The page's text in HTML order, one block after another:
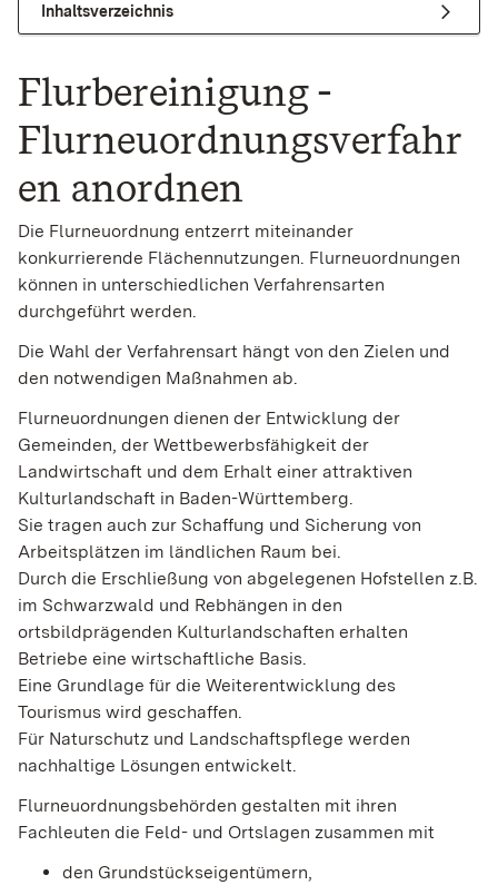
Inhaltsverzeichnis
Flurbereinigung -
Flurneuordnungsverfahr
en anordnen
Die Flurneuordnung entzerrt miteinander
konkurrierende Flächennutzungen. Flurneuordnungen
können in unterschiedlichen Verfahrensarten
durchgeführt werden.
Die Wahl der Verfahrensart hängt von den Zielen und
den notwendigen Maßnahmen ab.
Flurneuordnungen dienen der Entwicklung der
Gemeinden, der Wettbewerbsfähigkeit der
Landwirtschaft und dem Erhalt einer attraktiven
Kulturlandschaft in Baden-Württemberg.
Sie tragen auch zur Schaffung und Sicherung von
Arbeitsplätzen im ländlichen Raum bei.
Durch die Erschließung von abgelegenen Hofstellen z.B.
im Schwarzwald und Rebhängen in den
ortsbildprägenden Kulturlandschaften erhalten
Betriebe eine wirtschaftliche Basis.
Eine Grundlage für die Weiterentwicklung des
Tourismus wird geschaffen.
Für Naturschutz und Landschaftspflege werden
nachhaltige Lösungen entwickelt.
Flurneuordnungsbehörden gestalten mit ihren
Fachleuten die Feld- und Ortslagen zusammen mit
den Grundstückseigentümern,